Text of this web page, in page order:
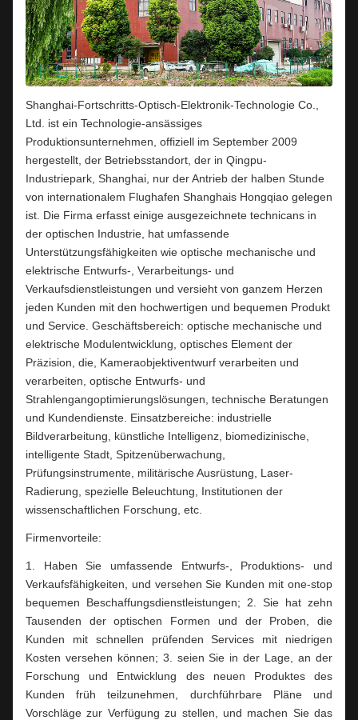
Shanghai-Fortschritts-Optisch-Elektronik-Technologie Co.,
Ltd. ist ein Technologie-ansässiges
Produktionsunternehmen, offiziell im September 2009
hergestellt, der Betriebsstandort, der in Qingpu-
Industriepark, Shanghai, nur der Antrieb der halben Stunde
von internationalem Flughafen Shanghais Hongqiao gelegen
ist. Die Firma erfasst einige ausgezeichnete technicans in
der optischen Industrie, hat umfassende
Unterstützungsfähigkeiten wie optische mechanische und
elektrische Entwurfs-, Verarbeitungs- und
Verkaufsdienstleistungen und versieht von ganzem Herzen
jeden Kunden mit den hochwertigen und bequemen Produkt
und Service. Geschäftsbereich: optische mechanische und
elektrische Modulentwicklung, optisches Element der
Präzision, die, Kameraobjektiventwurf verarbeiten und
verarbeiten, optische Entwurfs- und
Strahlengangoptimierungslösungen, technische Beratungen
und Kundendienste. Einsatzbereiche: industrielle
Bildverarbeitung, künstliche Intelligenz, biomedizinische,
intelligente Stadt, Spitzenüberwachung,
Prüfungsinstrumente, militärische Ausrüstung, Laser-
Radierung, spezielle Beleuchtung, Institutionen der
wissenschaftlichen Forschung, etc.
Firmenvorteile:
1. Haben Sie umfassende Entwurfs-, Produktions- und
Verkaufsfähigkeiten, und versehen Sie Kunden mit one-stop
bequemen Beschaffungsdienstleistungen; 2. Sie hat zehn
Tausenden der optischen Formen und der Proben, die
Kunden mit schnellen prüfenden Services mit niedrigen
Kosten versehen können; 3. seien Sie in der Lage, an der
Forschung und Entwicklung des neuen Produktes des
Kunden früh teilzunehmen, durchführbare Pläne und
Vorschläge zur Verfügung zu stellen, und machen Sie das